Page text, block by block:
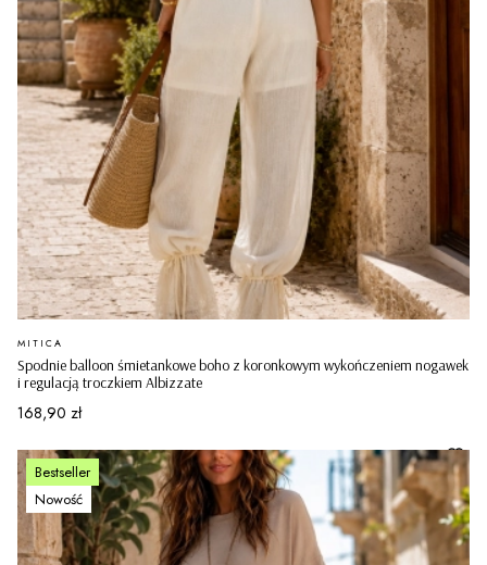
Spodnie balloon śmietankowe boho z koronkowym wykończeniem nogawek
i regulacją troczkiem Albizzate
PRODUCENT
MITICA
Cena
168,90 zł
Bestseller
Nowość